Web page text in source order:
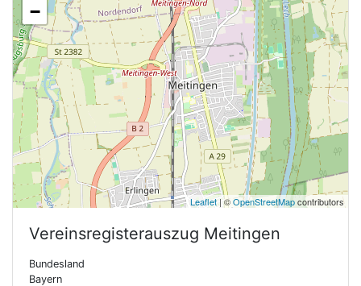
−
Leaflet| ©OpenStreetMapcontributors
Vereinsregisterauszug Meitingen
Bundesland
Bayern